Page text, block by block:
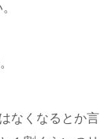
なくなるとか言